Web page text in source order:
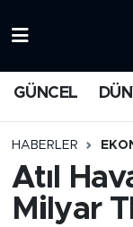
GÜNCEL
HABERLER
Atıl
Milyar
MEDYA
Trafik